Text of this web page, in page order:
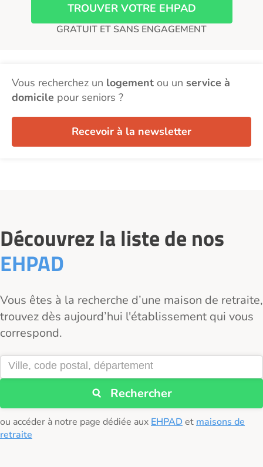
TROUVER VOTRE EHPAD
GRATUIT ET SANS ENGAGEMENT
Vous recherchez un logement ou un service à
domicile pour seniors ?
Recevoir à la newsletter
Découvrez la liste de nos
EHPAD
Vous êtes à la recherche d’une maison de retraite,
trouvez dès aujourd’hui l'établissement qui vous
correspond.
Rechercher
ou accéder à notre page dédiée aux EHPAD et maisons de
retraite